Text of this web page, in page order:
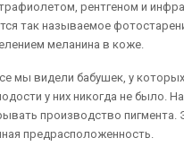
рентгеном и
так называемое
меланина в коже.
мы видели бабушек, у
у них никогда не было.
производство пигмента.
предрасположенность.